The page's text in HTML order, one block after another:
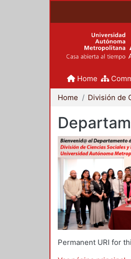
Home
Home
Permanent URI for